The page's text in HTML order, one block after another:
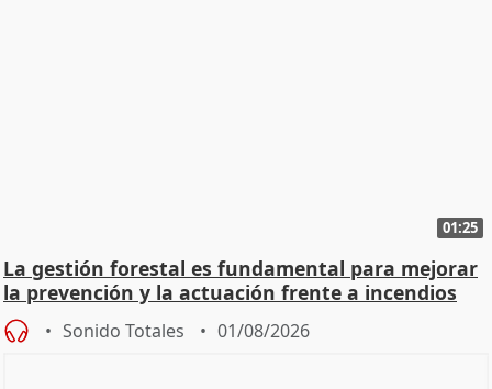
01:25
La gestión forestal es fundamental para mejorar
la prevención y la actuación frente a incendios
Sonido Totales 01/08/2026